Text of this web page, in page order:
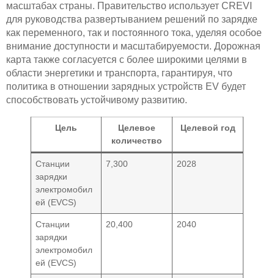
масштабах страны. Правительство использует CREVI
для руководства развертыванием решений по зарядке
как переменного, так и постоянного тока, уделяя особое
внимание доступности и масштабируемости. Дорожная
карта также согласуется с более широкими целями в
области энергетики и транспорта, гарантируя, что
политика в отношении зарядных устройств EV будет
способствовать устойчивому развитию.
Цель
Целевое
количество
Целевой год
Станции
зарядки
электромобил
ей (EVCS)
7,300 2028
Станции
зарядки
электромобил
ей (EVCS)
20,400 2040